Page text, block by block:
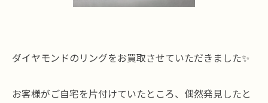
ダイヤモンドのリングをお買取させていただきました✨
お客様がご自宅を片付けていたところ、偶然発見したと